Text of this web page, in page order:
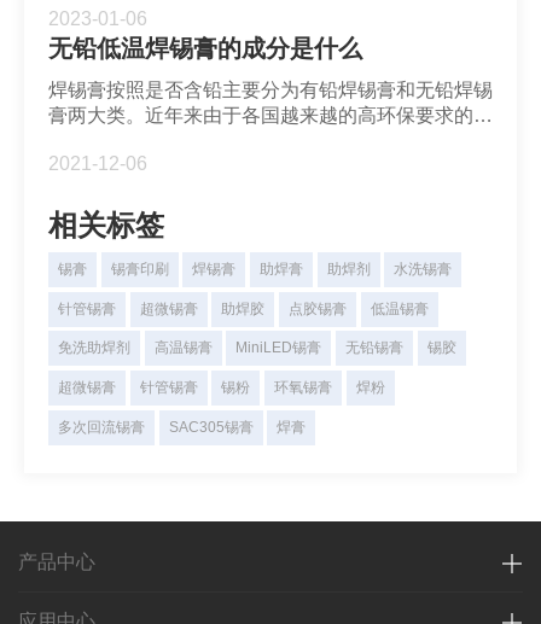
100℃左右环境下各停留一段时间并不断循环。某些
车载器件可能要求更高的上限温度。
2023-01-06
无铅低温焊锡膏的成分是什么
焊锡膏按照是否含铅主要分为有铅焊锡膏和无铅焊锡
膏两大类。近年来由于各国越来越的高环保要求的限
膏...
2021-12-06
相关标签
锡膏 锡膏印刷 焊锡膏 助焊膏 助焊剂 水洗锡膏
针管锡膏 超微锡膏 助焊胶 点胶锡膏 低温锡膏
免洗助焊剂 高温锡膏 MiniLED锡膏 无铅锡膏 锡胶
超微锡膏 针管锡膏 锡粉 环氧锡膏 焊粉
多次回流锡膏 SAC305锡膏 焊膏
产品中心